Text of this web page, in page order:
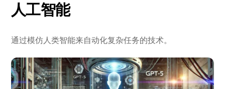
人工智能
通过模仿人类智能来自动化复杂任务的技术。